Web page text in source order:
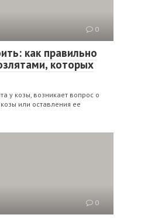
0
как правильно
которых
у козы, возникает вопрос о
или оставления ее
0